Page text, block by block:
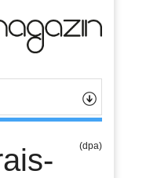
(dpa)